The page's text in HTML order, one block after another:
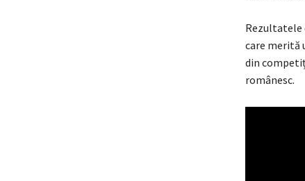
Rezultatele
care merită
din
românesc.